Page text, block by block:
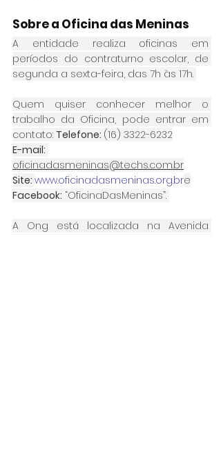
Sobre a Oficina das Meninas
A entidade realiza oficinas em
períodos do contraturno escolar, de
segunda a sexta-feira, das 7h às 17h.
Quem quiser conhecer melhor o
trabalho da Oficina, pode entrar em
contato: Telefone: (16) 3322-6232
E-mail:
oficinadasmeninas@techs.com.br
Site: www.oficinadasmeninas.org.bre
Facebook: “OficinaDasMeninas”.
A Ong está localizada na Avenida